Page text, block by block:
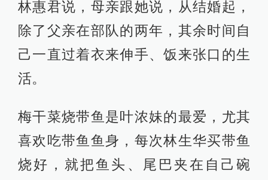
林惠君说，母亲跟她说，从结婚起，
除了父亲在部队的两年，其余时间自
己一直过着衣来伸手、饭来张口的生
活。
梅干菜烧带鱼是叶浓妹的最爱，尤其
喜欢吃带鱼鱼身，每次林生华买带鱼
烧好，就把鱼头、尾巴夹在自己碗